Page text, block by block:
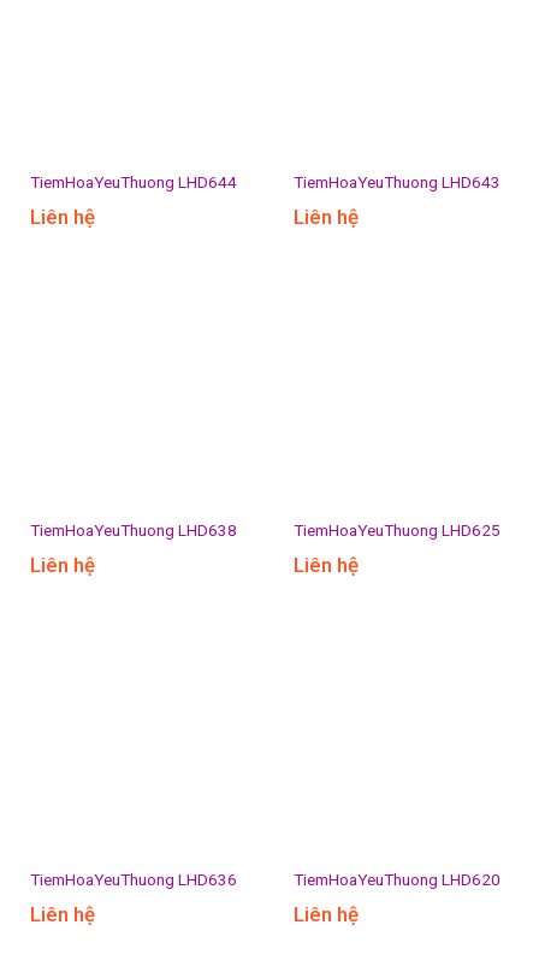
TiemHoaYeuThuong LHD644
Liên hệ
TiemHoaYeuThuong LHD643
Liên hệ
TiemHoaYeuThuong LHD638
Liên hệ
TiemHoaYeuThuong LHD625
Liên hệ
TiemHoaYeuThuong LHD636
Liên hệ
TiemHoaYeuThuong LHD620
Liên hệ